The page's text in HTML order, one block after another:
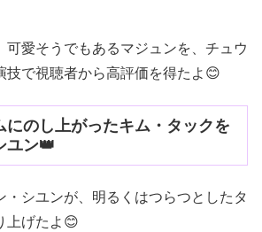
可愛そうでもあるマジュンを、チュウ
技で視聴者から高評価を得たよ😊
にのし上がったキム・タックを
ユン👑
・シユンが、明るくはつらつとしたタ
上げたよ😊